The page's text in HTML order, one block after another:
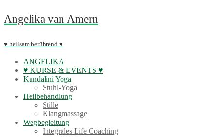
Skip
to
Angelika van Amern
♥ heilsam berührend ♥
ANGELIKA
♥ KURSE & EVENTS ♥
Kundalini Yoga
Stuhl-Yoga
Heilbehandlung
Stille
Klangmassage
Wegbegleitung
Integrales Life Coaching